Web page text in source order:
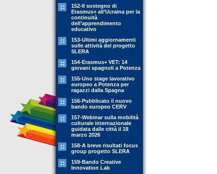
152-Il sostegno di
Erasmus+ all’Ucraina per la
continuità
dell’apprendimento
educativo
153-Ultimi aggiornamenti
sulle attività del progetto
SLERA
154-Erasmus+ VET: 14
giovani spagnoli a Potenza
155-Uno stage lavorativo
europeo a Potenza per
ragazzi dalla Spagna
156-Pubblicato il nuovo
bando europeo CERV
157-Webinar sulla mobilità
culturale internazionale
guidata dalle città il 18
marzo 2026
158-A breve risultati focus
group progetto SLERA
159-Bando Creative
Innovation Lab